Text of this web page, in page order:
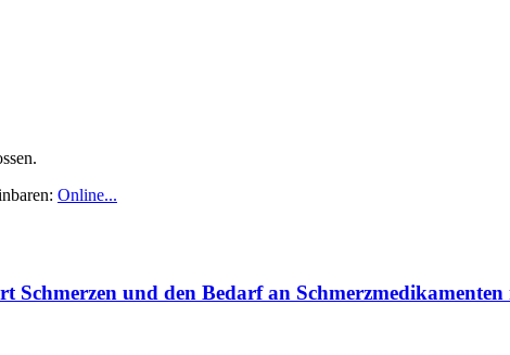
Online...
Schmerzen und den Bedarf an